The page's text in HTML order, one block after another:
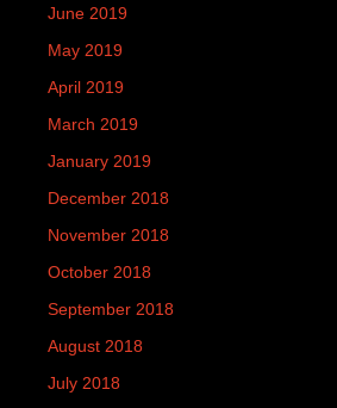
June 2019
May 2019
April 2019
March 2019
January 2019
December 2018
November 2018
October 2018
September 2018
August 2018
July 2018